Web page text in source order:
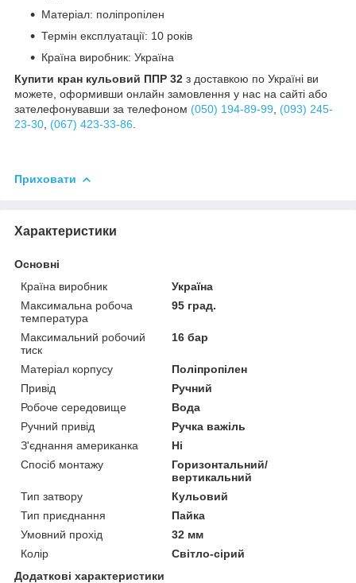
Матеріал: поліпропілен
Термін експлуатації: 10 років
Країна виробник: Україна
Купити кран кульовий ППР 32 з доставкою по Україні ви
можете, оформивши онлайн замовлення у нас на сайті або
зателефонувавши за телефоном (050) 194-89-99
(093) 245-
23-30 (067) 423-33-86
Приховати
Характеристики
Основні
Країна виробник
Україна
Максимальна робоча
температура
95 град.
Максимальний робочий
тиск
16 бар
Матеріал корпусу
Поліпропілен
Привід
Ручний
Робоче середовище
Вода
Ручний привід
Ручка важіль
З'єднання американка
Ні
Спосіб монтажу
Горизонтальний/
вертикальний
Тип затвору
Кульовий
Тип приєднання
Пайка
Умовний прохід
32 мм
Колір
Світло-сірий
Додаткові характеристики